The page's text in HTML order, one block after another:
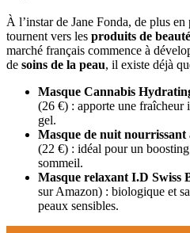
À l’instar de Jane Fonda, de plus
tournent vers les produits de beauté
marché français commence à
de soins de la peau, il existe déjà
Masque Cannabis
(26 €) : apporte une fraîcheur
gel.
Masque de nuit nourrissant
(22 €) : idéal pour un
sommeil.
Masque relaxant I.D Swiss
sur Amazon) : biologique et
peaux sensibles.